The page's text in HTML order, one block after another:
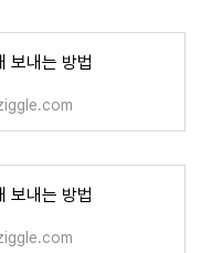
보내는 방법
보내는 방법